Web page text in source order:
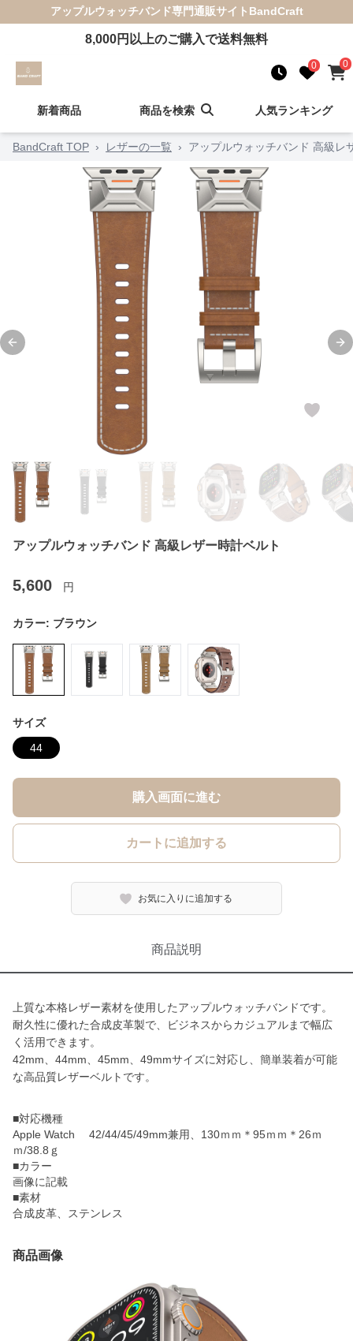
アップルウォッチバンド専門通販サイト BandCraft
8,000円以上のご購入で送料無料
0 0
新着商品 商品を検索 人気ランキング
BandCraft TOP › レザーの一覧 › アップルウォッチバンド 高級レ
Previous slide
アップルウォッチバンド 高級レザー時計ベルト
5,600 円
カラー: ブラウン
サイズ
44
購入画面に進む
カートに追加する
お気に入りに追加する
商品説明
上質な本格レザー素材を使用したアップルウォッチバンドです。
耐久性に優れた合成皮革製で、ビジネスからカジュアルまで幅広
く活用できます。
42mm、44mm、45mm、49mmサイズに対応し、簡単装着が可能
な高品質レザーベルトです。
■対応機種
Apple Watch 42/44/45/49mm兼用、130ｍｍ＊95ｍｍ＊26ｍ
ｍ/38.8ｇ
■カラー
画像に記載
■素材
合成皮革、ステンレス
商品画像